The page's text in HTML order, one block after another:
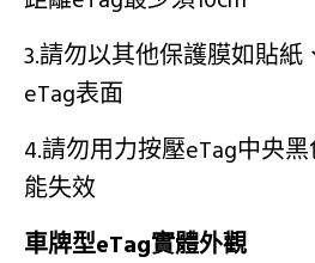
3.請勿以其他保護膜如貼
eTag表面
4.請勿用力按壓eTag中央
能失效
車牌型eTag實體外觀